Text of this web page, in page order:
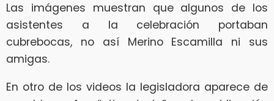
Las imágenes muestran que algunos de los
asistentes a la celebración portaban
cubrebocas, no así Merino Escamilla ni sus
amigas.
En otro de los videos la legisladora aparece de